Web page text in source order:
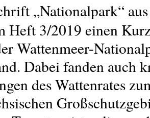
„Nationalpark“
Heft 3/2019 einen
Wattenmeer-
Dabei fanden auch
des Wattenrates